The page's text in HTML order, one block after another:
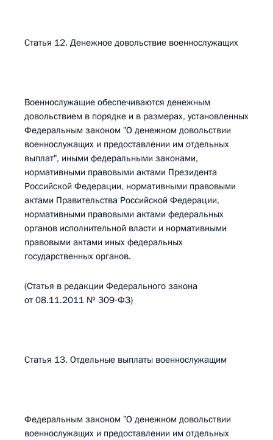
Статья 12. Денежное довольствие военнослужащих
Военнослужащие обеспечиваются денежным
довольствием в порядке и в размерах, установленных
Федеральным законом "О денежном довольствии
военнослужащих и предоставлении им отдельных
выплат", иными федеральными законами,
нормативными правовыми актами Президента
Российской Федерации, нормативными правовыми
актами Правительства Российской Федерации,
нормативными правовыми актами федеральных
органов исполнительной власти и нормативными
правовыми актами иных федеральных
государственных органов.
(Статья в редакции Федерального закона
от 08.11.2011 № 309-ФЗ)
Статья 13. Отдельные выплаты военнослужащим
Федеральным законом "О денежном довольствии
военнослужащих и предоставлении им отдельных